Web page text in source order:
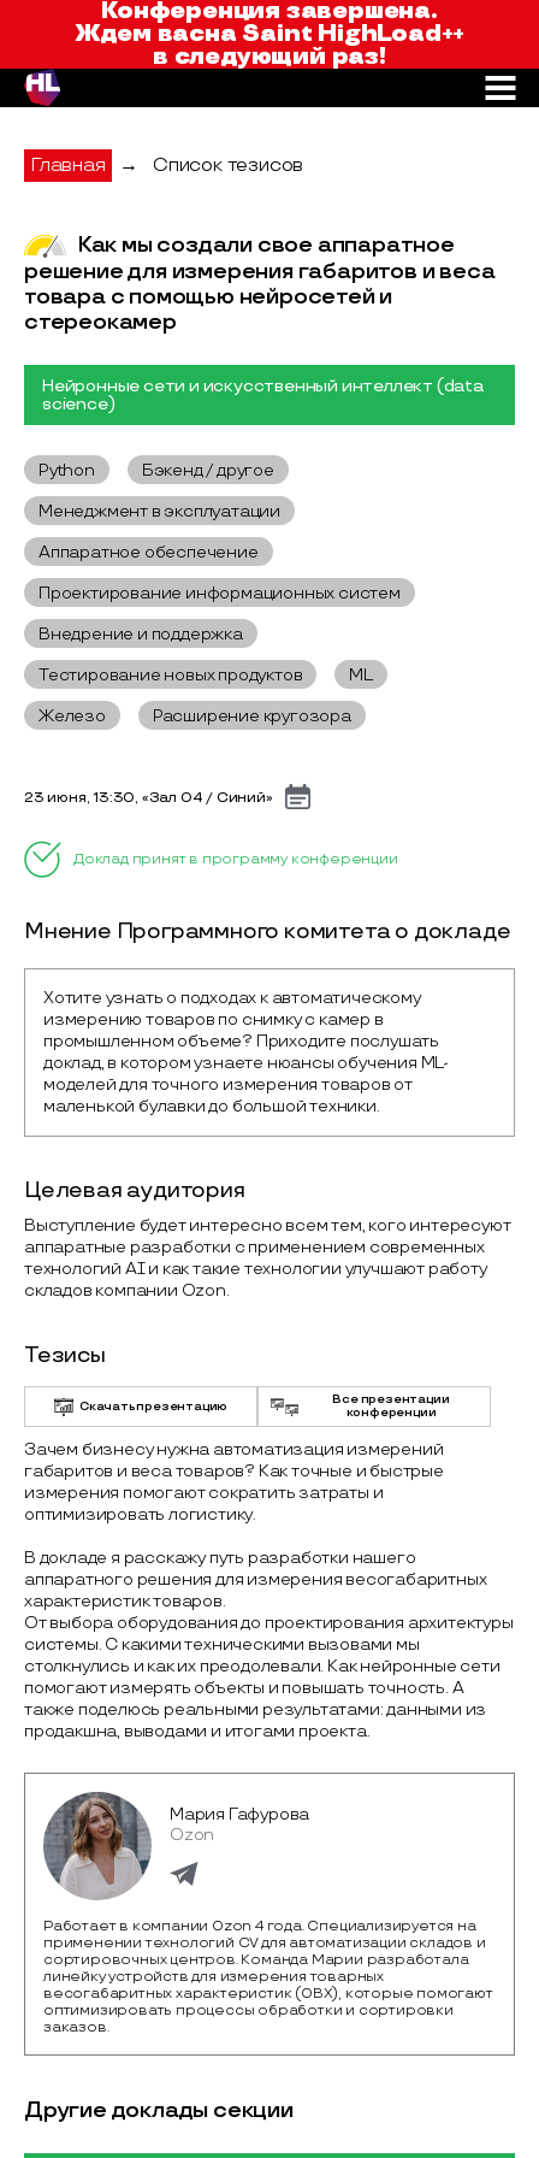
Saint HighLoad++Конференция завершена.
Ждем васна Saint HighLoad++
в следующий раз!
Главная → Список тезисов
Как мы создали свое аппаратное
решение для измерения габаритов и веса
товара с помощью нейросетей и
стереокамер
Нейронные сети и искусственный интеллект (data
science)
Python
Бэкенд / другое
Менеджмент в эксплуатации
Аппаратное обеспечение
Проектирование информационных систем
Внедрение и поддержка
Тестирование новых продуктов
ML
Железо
Расширение кругозора
23 июня, 13:30, «Зал 04 / Синий»
Доклад принят в программу конференции
Мнение Программного комитета о докладе
Хотите узнать о подходах к автоматическому
измерению товаров по снимку с камер в
промышленном объеме? Приходите послушать
доклад, в котором узнаете нюансы обучения ML-
моделей для точного измерения товаров от
маленькой булавки до большой техники.
Целевая аудитория
Выступление будет интересно всем тем, кого интересуют
аппаратные разработки с применением современных
технологий AI и как такие технологии улучшают работу
складов компании Ozon.
Тезисы
Скачать презентацию
Все презентации
конференции
Зачем бизнесу нужна автоматизация измерений
габаритов и веса товаров? Как точные и быстрые
измерения помогают сократить затраты и
оптимизировать логистику.
В докладе я расскажу путь разработки нашего
аппаратного решения для измерения весогабаритных
характеристик товаров.
От выбора оборудования до проектирования архитектуры
системы. С какими техническими вызовами мы
столкнулись и как их преодолевали. Как нейронные сети
помогают измерять объекты и повышать точность. А
также поделюсь реальными результатами: данными из
продакшна, выводами и итогами проекта.
Мария Гафурова
Ozon
Работает в компании Ozon 4 года. Специализируется на
применении технологий СV для автоматизации складов и
сортировочных центров. Команда Марии разработала
линейку устройств для измерения товарных
весогабаритных характеристик (ОВХ), которые помогают
оптимизировать процессы обработки и сортировки
заказов.
Другие доклады секции